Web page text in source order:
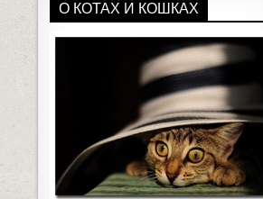
О КОТАХ И КОШКАХ